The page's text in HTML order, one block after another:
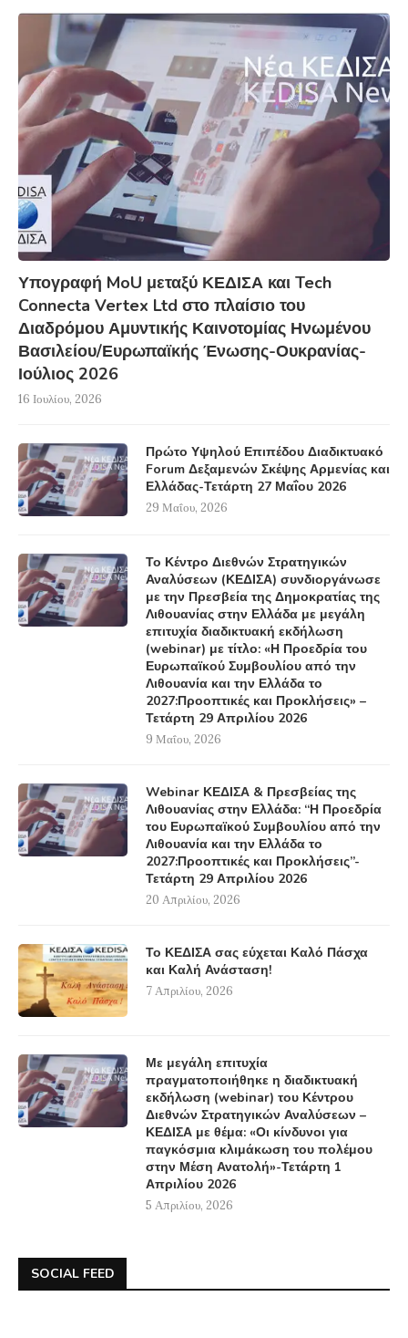
Υπογραφή MoU μεταξύ ΚΕΔΙΣΑ και Tech
Connecta Vertex Ltd στο πλαίσιο του
Διαδρόμου Αμυντικής Καινοτομίας Ηνωμένου
Βασιλείου/Ευρωπαϊκής Ένωσης-Ουκρανίας-
Ιούλιος 2026
16 Ιουλίου, 2026
Πρώτο Υψηλού Επιπέδου Διαδικτυακό
Forum Δεξαμενών Σκέψης Αρμενίας και
Ελλάδας-Τετάρτη 27 Μαΐου 2026
29 Μαΐου, 2026
Το Κέντρο Διεθνών Στρατηγικών
Αναλύσεων (ΚΕΔΙΣΑ) συνδιοργάνωσε
με την Πρεσβεία της Δημοκρατίας της
Λιθουανίας στην Ελλάδα με μεγάλη
επιτυχία διαδικτυακή εκδήλωση
(webinar) με τίτλο: «Η Προεδρία του
Ευρωπαϊκού Συμβουλίου από την
Λιθουανία και την Ελλάδα το
2027:Προοπτικές και Προκλήσεις» –
Τετάρτη 29 Απριλίου 2026
9 Μαΐου, 2026
Webinar ΚΕΔΙΣΑ & Πρεσβείας της
Λιθουανίας στην Ελλάδα: “Η Προεδρία
του Ευρωπαϊκού Συμβουλίου από την
Λιθουανία και την Ελλάδα το
2027:Προοπτικές και Προκλήσεις”-
Τετάρτη 29 Απριλίου 2026
20 Απριλίου, 2026
Το ΚΕΔΙΣΑ σας εύχεται Καλό Πάσχα
και Καλή Ανάσταση!
7 Απριλίου, 2026
Με μεγάλη επιτυχία
πραγματοποιήθηκε η διαδικτυακή
εκδήλωση (webinar) του Κέντρου
Διεθνών Στρατηγικών Αναλύσεων –
ΚΕΔΙΣΑ με θέμα: «Οι κίνδυνοι για
παγκόσμια κλιμάκωση του πολέμου
στην Μέση Ανατολή»-Τετάρτη 1
Απριλίου 2026
5 Απριλίου, 2026
SOCIAL FEED